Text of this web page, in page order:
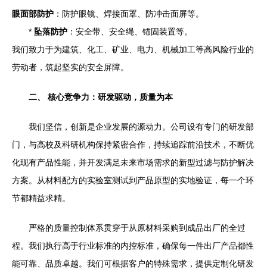
眼面部防护 ：防护眼镜、焊接面罩、防冲击面屏等。
* 坠落防护 ：安全带、安全绳、锚固装置等。
我们致力于为建筑、化工、矿业、电力、机械加工等高风险行业的
劳动者，筑起坚实的安全屏障。
二、 核心竞争力：研发驱动，质量为本
我们坚信，创新是企业发展的源动力。公司设有专门的研发部
门，与高校及科研机构保持紧密合作，持续追踪前沿技术，不断优
化现有产品性能，并开发满足未来市场需求的新型过滤与防护解决
方案。从材料配方的实验室测试到产品原型的实地验证，每一个环
节都精益求精。
严格的质量控制体系贯穿于从原材料采购到成品出厂的全过
程。我们执行高于行业标准的内控标准，确保每一件出厂产品都性
能可靠、品质卓越。我们可根据客户的特殊需求，提供定制化研发